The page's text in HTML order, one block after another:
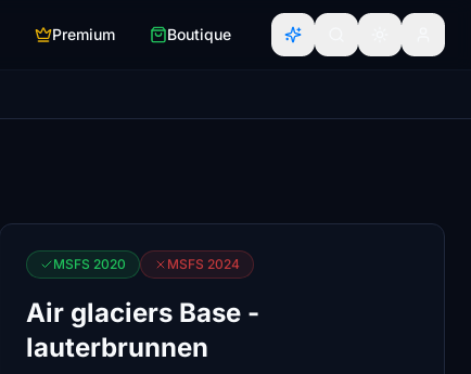
Premium Boutique
MSFS 2020 MSFS 2024
Air glaciers Base -
lauterbrunnen